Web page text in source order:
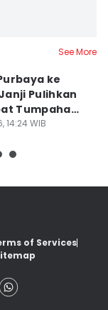
See More
ke
Pulihkan
Tumpahan
14:24 WIB
of Services